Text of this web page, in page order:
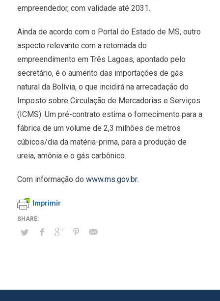
empreendedor, com validade até 2031.
Ainda de acordo com o Portal do Estado de MS, outro
aspecto relevante com a retomada do
empreendimento em Três Lagoas, apontado pelo
secretário, é o aumento das importações de gás
natural da Bolívia, o que incidirá na arrecadação do
Imposto sobre Circulação de Mercadorias e Serviços
(ICMS). Um pré-contrato estima o fornecimento para a
fábrica de um volume de 2,3 milhões de metros
cúbicos/dia da matéria-prima, para a produção de
ureia, amônia e o gás carbônico.
Com informação do www.ms.gov.br.
Imprimir